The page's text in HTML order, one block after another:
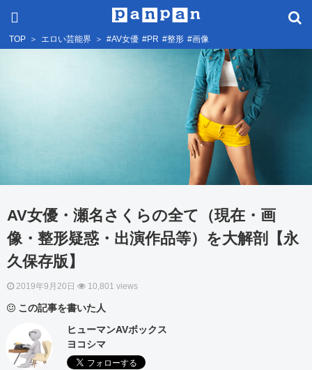
TOP ＞ エロい芸能界 ＞ #AV女優 #PR #整形 #画像
AV女優・瀬名さくらの全て（現在・画
像・整形疑惑・出演作品等）を大解剖【永
久保存版】
2019年9月20日 10,801 views
この記事を書いた人
ヒューマンAVボックス
ヨコシマ